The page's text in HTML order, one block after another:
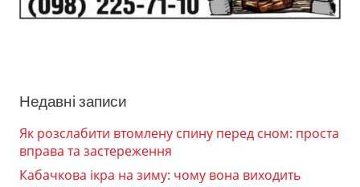
Недавні записи
Як розслабити втомлену спину перед сном: проста
вправа та застереження
Кабачкова ікра на зиму: чому вона виходить